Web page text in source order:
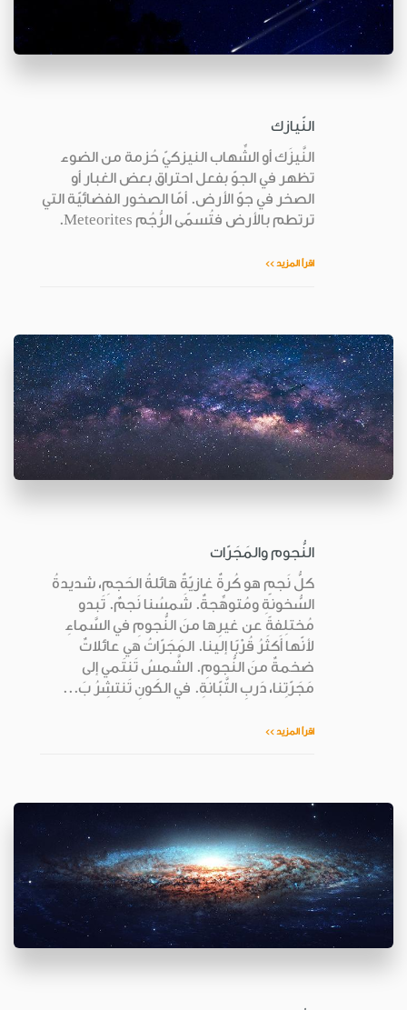
النّيازك
النَّيزَك أو الشِّهاب النيزكيّ حُزمة من الضوء
تظهر في الجوّ بفعل احتراق بعض الغبار أو
الصخر في جوّ الأرض. أمّا الصخور الفضائيّة التي
ترتطم بالأرض فتُسمّى الرُّجُم Meteorites.
اقرأ المزيد >>
النُّجوم والمَجَرّات
كلُّ نَجمٍ هو كُرةٌ غازيّةٌ هائلةُ الحَجمِ، شديدةُ
السُّخونةِ ومُتوهِّجةٌ. شَمسُنا نَجمٌ. تَبدو
مُختلِفةً عن غيرِها منَ النُّجومِ في السَّماءِ
لأنّها أَكثَرُ قُرْبًا إلينا. المَجَرّاتُ هي عائلاتٌ
ضخمةٌ منَ النُّجومِ. الشَّمسُ تَنتَمي إلى
مَجَرّتِنا، دَربِ التَّبّانةِ. في الكَونِ تَنتشِرُ بَ...
اقرأ المزيد >>